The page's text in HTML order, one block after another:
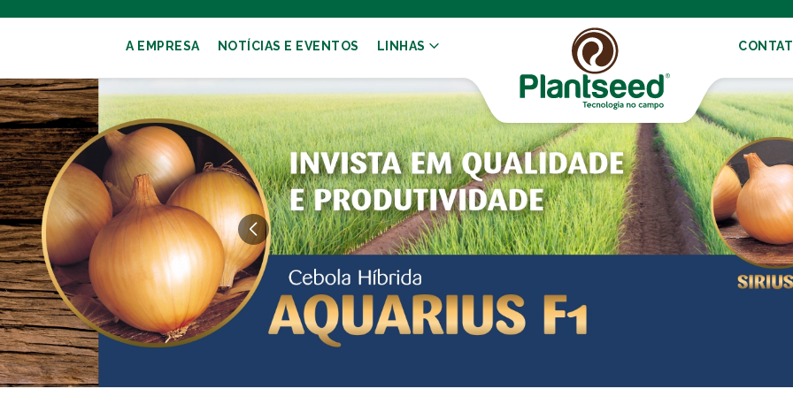
A EMPRESA NOTÍCIAS E EVENTOS LINHAS